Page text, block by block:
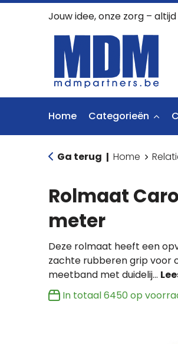
Jouw idee, onze zorg –
Home Categorieën
Ga terug | Home
Rolmaat
meter
Deze rolmaat heeft een
zachte rubberen grip voor
meetband met duidelij...
In totaal6450 op